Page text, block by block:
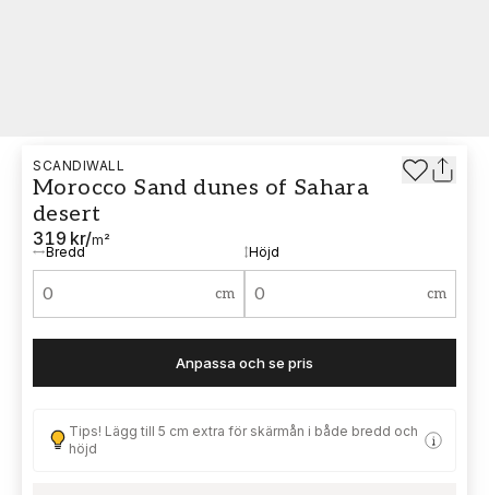
SCANDIWALL
Morocco Sand dunes of Sahara
desert
319 kr/m²
Bredd Höjd
cm cm
Anpassa och se pris
Tips! Lägg till 5 cm extra för skärmån i både bredd och
höjd